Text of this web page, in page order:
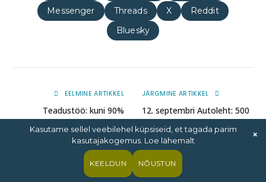
Messenger
Threads X
Reddit
Bluesky
EELMINE ARTIKKEL
Teadustöö: kuni 90%
juba praegu elektriautoga
teha
JÄRGMINE ARTIKKEL
12. septembri Autoleht: 500
Leafiga Lätti!
Kasutame sellel veebilehel küpsiseid, et tagada parim
kasutajakogemus. Loe lähemalt
KEELDUN NÕUSTUN
×